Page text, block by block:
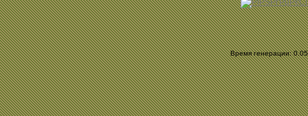
Время генерации: